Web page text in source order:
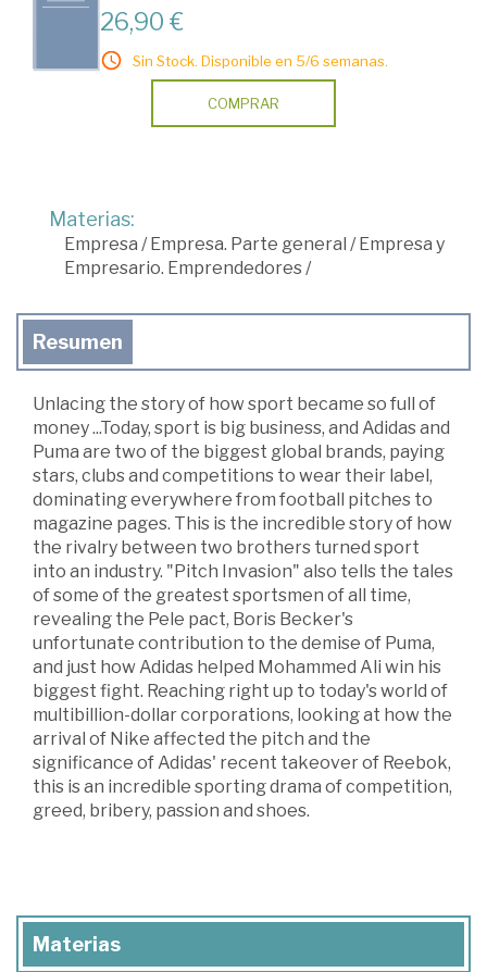
26,90 €
Sin Stock. Disponible en 5/6 semanas.
COMPRAR
Materias:
Empresa /Empresa. Parte general /Empresa y
Empresario. Emprendedores/
Resumen
Unlacing the story of how sport became so full of
money ...Today, sport is big business, and Adidas and
Puma are two of the biggest global brands, paying
stars, clubs and competitions to wear their label,
dominating everywhere from football pitches to
magazine pages. This is the incredible story of how
the rivalry between two brothers turned sport
into an industry. "Pitch Invasion" also tells the tales
of some of the greatest sportsmen of all time,
revealing the Pele pact, Boris Becker's
unfortunate contribution to the demise of Puma,
and just how Adidas helped Mohammed Ali win his
biggest fight. Reaching right up to today's world of
multibillion-dollar corporations, looking at how the
arrival of Nike affected the pitch and the
significance of Adidas' recent takeover of Reebok,
this is an incredible sporting drama of competition,
greed, bribery, passion and shoes.
Materias